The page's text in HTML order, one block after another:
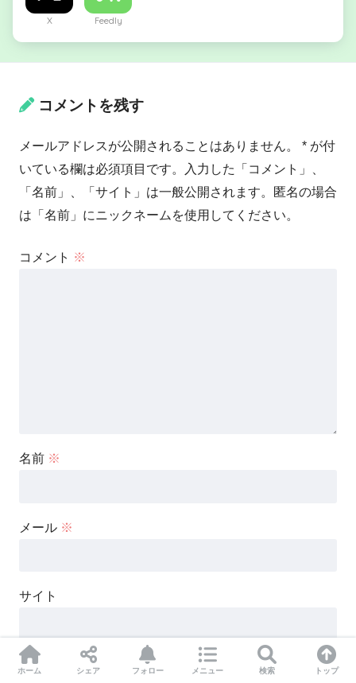
X Feedly
コメントを残す
メールアドレスが公開されることはありません。 * が付
いている欄は必須項目です。入力した「コメント」、
「名前」、「サイト」は一般公開されます。匿名の場合
は「名前」にニックネームを使用してください。
コメント ※
名前 ※
メール ※
サイト
次回のコメントで使用するためブラウザーに自分の名前、
ホーム シェア フォロー メニュー 検索 トップ